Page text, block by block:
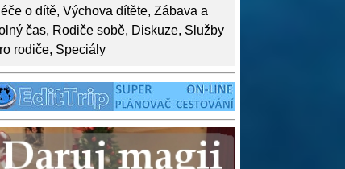
o dítě, Výchova dítěte, Zábava a
čas, Rodiče sobě, Diskuze, Služby
rodiče, Speciály